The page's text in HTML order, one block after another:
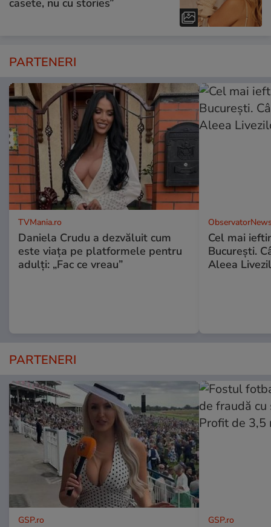
casete, nu cu stories”
PARTENERI
TVMania.ro
Daniela Crudu a dezvăluit cum
este viața pe platformele pentru
adulți: „Fac ce vreau”
Cel mai
Bucureşti.
Aleea
PARTENERI
GSP.ro GSP.ro